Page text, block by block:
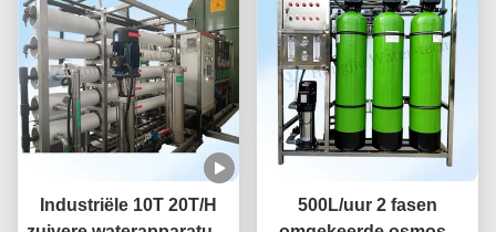
Industriële 10T 20T/H
500L/uur 2 fasen